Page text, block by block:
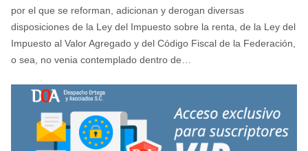
por el que se reforman, adicionan y derogan diversas
disposiciones de la Ley del Impuesto sobre la renta, de la Ley del
Impuesto al Valor Agregado y del Código Fiscal de la Federación,
o sea, no venia contemplado dentro de…